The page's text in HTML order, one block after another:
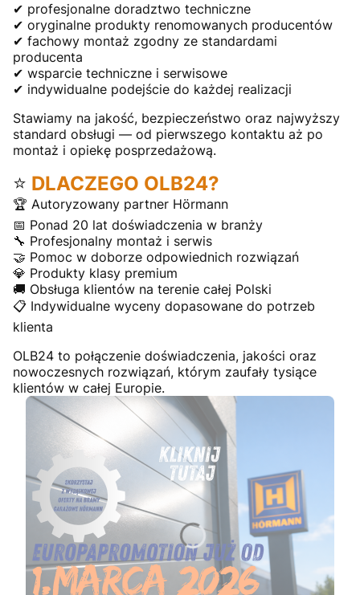
✔ profesjonalne doradztwo techniczne
✔ oryginalne produkty renomowanych producentów
✔ fachowy montaż zgodny ze standardami
producenta
✔ wsparcie techniczne i serwisowe
✔ indywidualne podejście do każdej realizacji
Stawiamy na jakość, bezpieczeństwo oraz najwyższy
standard obsługi — od pierwszego kontaktu aż po
montaż i opiekę posprzedażową.
⭐ DLACZEGO OLB24?
🏆 Autoryzowany partner Hörmann
📅 Ponad 20 lat doświadczenia w branży
🔧 Profesjonalny montaż i serwis
🤝 Pomoc w doborze odpowiednich rozwiązań
💎 Produkty klasy premium
🚚 Obsługa klientów na terenie całej Polski
📋 Indywidualne wyceny dopasowane do potrzeb
klienta
OLB24 to połączenie doświadczenia, jakości oraz
nowoczesnych rozwiązań, którym zaufały tysiące
klientów w całej Europie.